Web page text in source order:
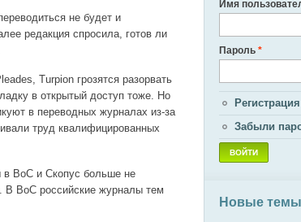
не будет и
редакция спросила, готов ли
Turpion грозятся разорвать
в открытый доступ тоже. Но
в переводных журналах из-за
труд квалифицированных
в ВоС и Скопус больше не
В ВоС российские журналы тем
Имя
Пароль *
Регистрация
Забыли
Новые темы